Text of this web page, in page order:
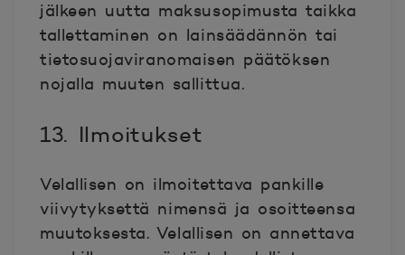
jälkeen uutta maksusopimusta taikka
tallettaminen on lainsäädännön tai
tietosuojaviranomaisen päätöksen
nojalla muuten sallittua.
13. Ilmoitukset
Velallisen on ilmoitettava pankille
viivytyksettä nimensä ja osoitteensa
muutoksesta. Velallisen on annettava